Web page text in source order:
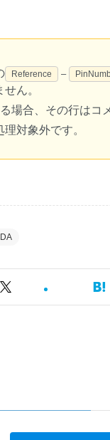
Reference –
ん。
場合、その行はコ
理対象外です。